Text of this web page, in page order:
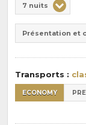
de
pension
:
Durée
7 nuits
Présentation et
Transports :
ECONOMY